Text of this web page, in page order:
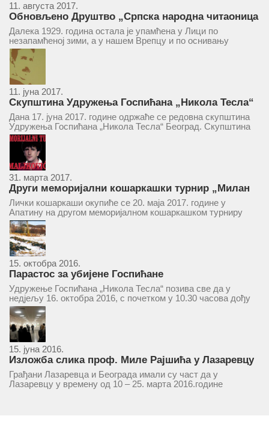
11. августа 2017.
Обновљено Друштво „Српска народна читаоница
и књижница“ у Врепцу
Далека 1929. година остала је упамћена у Лици по
незапамћеној зими, а у нашем Врепцу и по оснивању
Друштва „Српска народна читаоница и књижница у
Врепцу“. Потакнути потребом за културним и духовним
уздизањем група...
11. јуна 2017.
Скупштина Удружења Госпићана „Никола Тесла“
у суботу 17. јуна 2017.
Дана 17. јуна 2017. године одржаће се редовна скупштина
Удружења Госпићана „Никола Тесла“ Београд. Скупштина
ће се одржати у простору ресторана „Тесла“, Савски трг бр.
9 Београд, у 11 часова. За Скупштину је предложен...
31. марта 2017.
Други меморијални кошаркашки турнир „Милан
Маљковић Маљак“ у Апатину 20. маја 2017.
Лички кошаркаши окупиће се 20. маја 2017. године у
Апатину на другом меморијалном кошаркашком турниру
„Милан Маљковић Маљак“. Као и прошле године,
учествоваће екипе Госпића, Личког Осика, Плашког, као и
комбинована екипа кошаркаша из...
15. октобра 2016.
Парастос за убијене Госпићане
Удружење Госпићана „Никола Тесла“ позива све да у
недјељу 16. октобра 2016, с почетком у 10.30 часова дођу
у цркву Светог оца Николаја у Борчи (Улица Вука Караџића
1), гдје ће бити служен парастос за...
15. јуна 2016.
Изложба слика проф. Миле Рајшића у Лазаревцу
Грађани Лазаревца и Београда имали су част да у
Лазаревцу у времену од 10 – 25. марта 2016.године